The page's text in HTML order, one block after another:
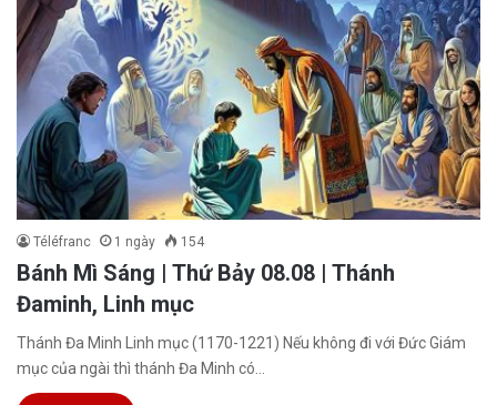
Téléfranc 1 ngày 154
Bánh Mì Sáng | Thứ Bảy 08.08 | Thánh
Đaminh, Linh mục
Thánh Đa Minh Linh mục (1170-1221) Nếu không đi với Đức Giám
mục của ngài thì thánh Đa Minh có…